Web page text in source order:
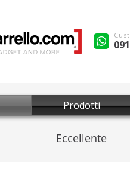
Prodotti